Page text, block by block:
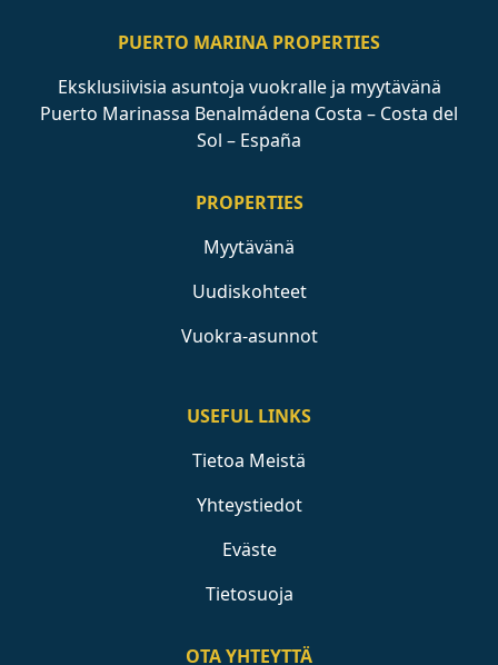
PUERTO MARINA PROPERTIES
Eksklusiivisia asuntoja vuokralle ja myytävänä
Puerto Marinassa Benalmádena Costa – Costa del
Sol – España
PROPERTIES
Myytävänä
Uudiskohteet
Vuokra-asunnot
USEFUL LINKS
Tietoa Meistä
Yhteystiedot
Eväste
Tietosuoja
OTA YHTEYTTÄ